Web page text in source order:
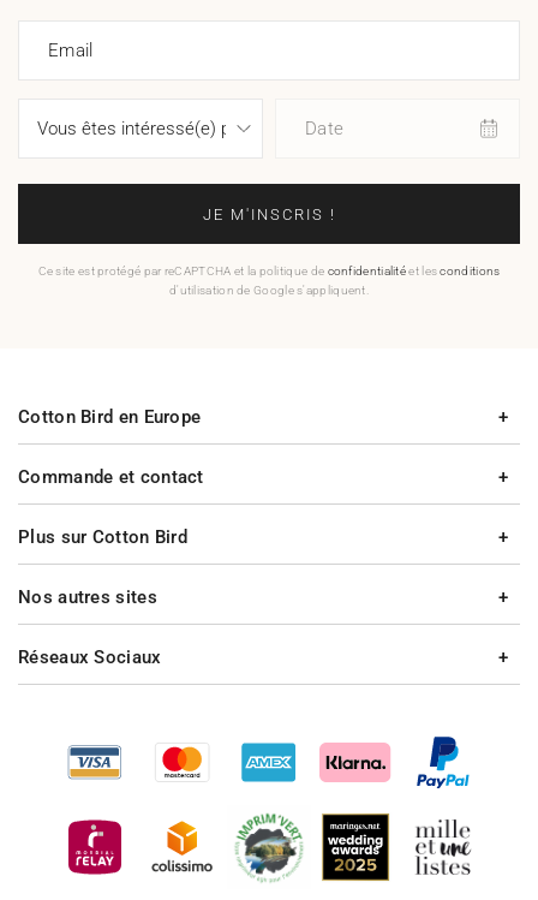
Email
Date
JE M'INSCRIS !
Ce site est protégé par reCAPTCHA et la politique de confidentialitéet lesconditions
d'utilisation de Google s'appliquent.
Commande et contact
Plus sur Cotton Bird
Cotton Bird en Europe
Nos autres sites
Réseaux Sociaux